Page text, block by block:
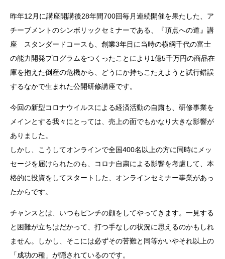
昨年12月に講座開講後28年間700回毎月連続開催を果たした、ア
チーブメントのシンボリックセミナーである、『頂点への道』講
座 スタンダードコースも、創業3年目に当時の横綱千代の富士
の能力開発プログラムをつくったことにより1億5千万円の商品在
庫を抱えた倒産の危機から、どうにか持ちこたえようと試行錯誤
するなかで生まれた公開研修講座です。
今回の新型コロナウイルスによる経済活動の自粛も、研修事業を
メインとする我々にとっては、売上の面でもかなり大きな影響が
ありました。
しかし、こうしてオンラインで全国400名以上の方に同時にメッ
セージを届けられたのも、コロナ自粛による影響を考慮して、本
格的に投資をしてスタートした、オンラインセミナー事業があっ
たからです。
チャンスとは、いつもピンチの顔をしてやってきます。一見する
と困難が立ちはだかって、打つ手なしの状況に思えるのかもしれ
ません。しかし、そこには必ずその苦難と同等かいやそれ以上の
「成功の種」が隠されているのです。